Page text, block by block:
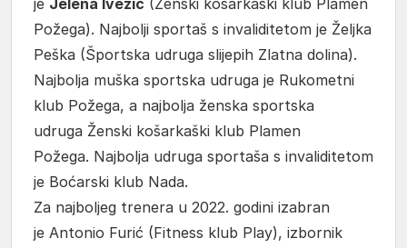
je Jelena Ivezić (Ženski košarkaški klub Plamen
Požega). Najbolji sportaš s invaliditetom je Željka
Peška (Športska udruga slijepih Zlatna dolina).
Najbolja muška sportska udruga je Rukometni
klub Požega, a najbolja ženska sportska
udruga Ženski košarkaški klub Plamen
Požega. Najbolja udruga sportaša s invaliditetom
je Boćarski klub Nada.
Za najboljeg trenera u 2022. godini izabran
je Antonio Furić (Fitness klub Play), izbornik